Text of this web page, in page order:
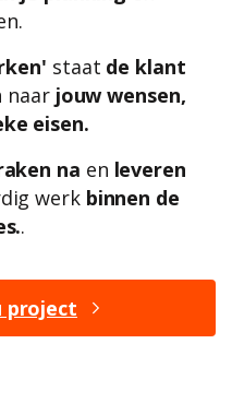
staat de klant
naar jouw wensen,
eisen.
na en leveren
werk binnen de
.
project